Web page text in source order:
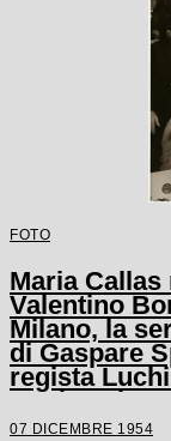
FOTO
Maria
Valentino
Milano, la
di Gaspare
regista
marito
sinistra del
07 DICEMBRE 1954